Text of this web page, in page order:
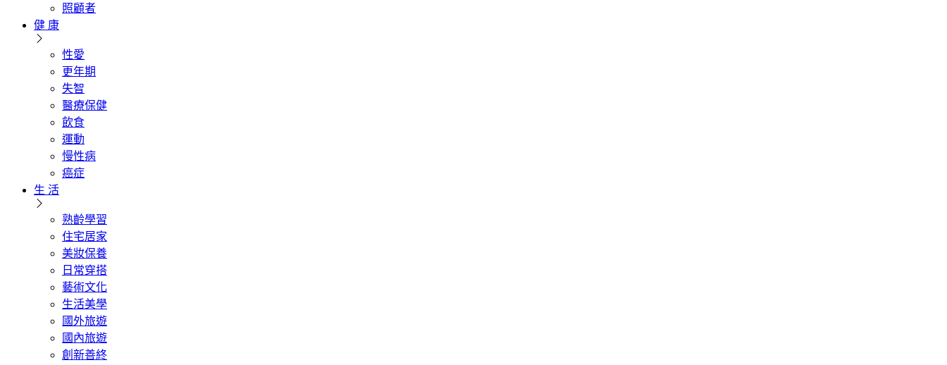
照顧者
健 康
性愛
更年期
失智
醫療保健
飲食
運動
慢性病
癌症
生 活
熟齡學習
住宅居家
美妝保養
日常穿搭
藝術文化
生活美學
國外旅遊
國內旅遊
創新善終